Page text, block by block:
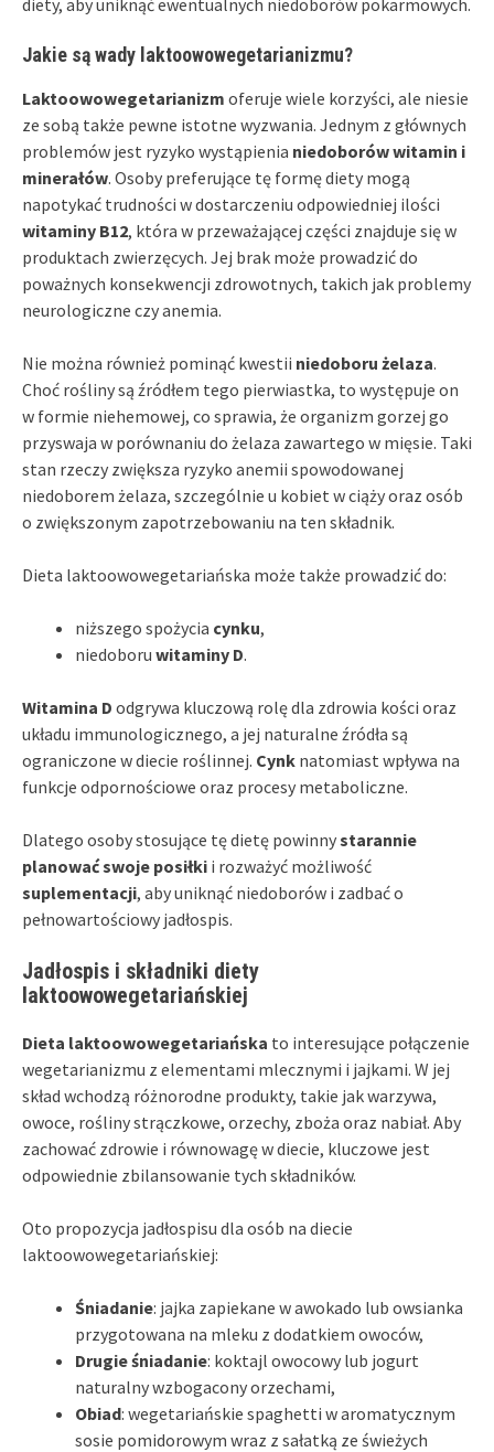
Jakie są wady laktoowowegetarianizmu?
Laktoowowegetarianizm oferuje wiele korzyści, ale niesie
ze sobą także pewne istotne wyzwania. Jednym z głównych
problemów jest ryzyko wystąpienia niedoborów witamin i
minerałów. Osoby preferujące tę formę diety mogą
napotykać trudności w dostarczeniu odpowiedniej ilości
witaminy B12, która w przeważającej części znajduje się w
produktach zwierzęcych. Jej brak może prowadzić do
poważnych konsekwencji zdrowotnych, takich jak problemy
neurologiczne czy anemia.
Nie można również pominąć kwestii niedoboru żelaza.
Choć rośliny są źródłem tego pierwiastka, to występuje on
w formie niehemowej, co sprawia, że organizm gorzej go
przyswaja w porównaniu do żelaza zawartego w mięsie. Taki
stan rzeczy zwiększa ryzyko anemii spowodowanej
niedoborem żelaza, szczególnie u kobiet w ciąży oraz osób
o zwiększonym zapotrzebowaniu na ten składnik.
Dieta laktoowowegetariańska może także prowadzić do:
niższego spożycia cynku,
niedoboru witaminy D.
Witamina D odgrywa kluczową rolę dla zdrowia kości oraz
układu immunologicznego, a jej naturalne źródła są
ograniczone w diecie roślinnej. Cynk natomiast wpływa na
funkcje odpornościowe oraz procesy metaboliczne.
Dlatego osoby stosujące tę dietę powinnystarannie
planować swoje posiłki i rozważyć możliwość
suplementacji, aby uniknąć niedoborów i zadbać o
pełnowartościowy jadłospis.
Jadłospis i składniki diety
laktoowowegetariańskiej
Dieta laktoowowegetariańska to interesujące połączenie
wegetarianizmu z elementami mlecznymi i jajkami. W jej
skład wchodzą różnorodne produkty, takie jak warzywa,
owoce, rośliny strączkowe, orzechy, zboża oraz nabiał. Aby
zachować zdrowie i równowagę w diecie, kluczowe jest
odpowiednie zbilansowanie tych składników.
Oto propozycja jadłospisu dla osób na diecie
laktoowowegetariańskiej:
Śniadanie: jajka zapiekane w awokado lub owsianka
przygotowana na mleku z dodatkiem owoców,
Drugie śniadanie: koktajl owocowy lub jogurt
naturalny wzbogacony orzechami,
Obiad: wegetariańskie spaghetti w aromatycznym
sosie pomidorowym wraz z sałatką ze świeżych